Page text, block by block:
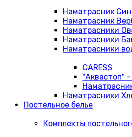
Наматрасник
Наматрасник
Наматрасники
Наматрасники
Наматрасники
CARESS
"Аквастоп"
Наматрасники
Постельное белье
Комплекты